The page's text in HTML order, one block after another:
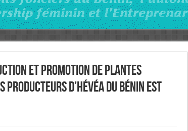
et promotion de plantes
producteurs d’hévéa du Bénin est